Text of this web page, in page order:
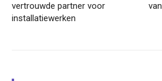
vertrouwde partner voor
installatiewerken